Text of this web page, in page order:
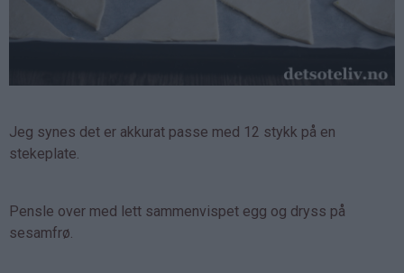
Jeg synes det er akkurat passe med 12 stykk på en
stekeplate.
Pensle over med lett sammenvispet egg og dryss på
sesamfrø.